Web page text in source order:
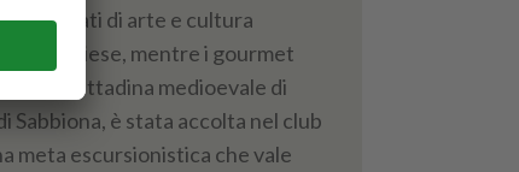
di arte e cultura
e chiese, mentre i gourmet
La cittadina medioevale di
Sabbiona, è stata accolta nel club
meta escursionistica che vale